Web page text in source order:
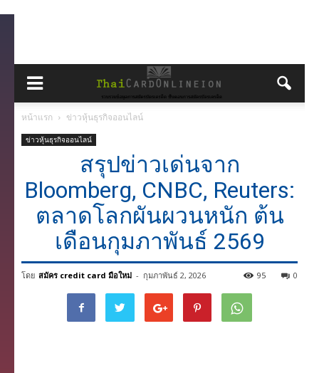
หน้าแรก ข่าวหุ้นธุรกิจออนไลน์
ข่าวหุ้นธุรกิจออนไลน์
สรุปข่าวเด่นจาก
Bloomberg, CNBC, Reuters:
ตลาดโลกผันผวนหนัก ต้น
เดือนกุมภาพันธ์ 2569
โดย สมัคร credit card มือใหม่ - กุมภาพันธ์ 2, 2026 0
95